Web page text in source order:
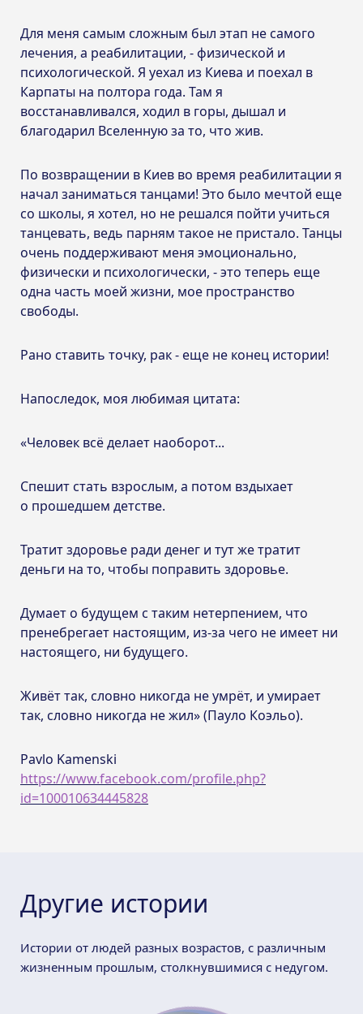
Для меня самым сложным был этап не самого
лечения, а реабилитации, - физической и
психологической. Я уехал из Киева и поехал в
Карпаты на полтора года. Там я
восстанавливался, ходил в горы, дышал и
благодарил Вселенную за то, что жив.
По возвращении в Киев во время реабилитации я
начал заниматься танцами! Это было мечтой еще
со школы, я хотел, но не решался пойти учиться
танцевать, ведь парням такое не пристало. Танцы
очень поддерживают меня эмоционально,
физически и психологически, - это теперь еще
одна часть моей жизни, мое пространство
свободы.
Рано ставить точку, рак - еще не конец истории!
Напоследок, моя любимая цитата:
«Человек всё делает наоборот...
Спешит стать взрослым, а потом вздыхает
о прошедшем детстве.
Тратит здоровье ради денег и тут же тратит
деньги на то, чтобы поправить здоровье.
Думает о будущем с таким нетерпением, что
пренебрегает настоящим, из-за чего не имеет ни
настоящего, ни будущего.
Живёт так, словно никогда не умрёт, и умирает
так, словно никогда не жил» (Пауло Коэльо).
Pavlo Kamenski
https://www.facebook.com/profile.php?
id=100010634445828
Другие истории
Истории от людей разных возрастов, с различным
жизненным прошлым, столкнувшимися с недугом.